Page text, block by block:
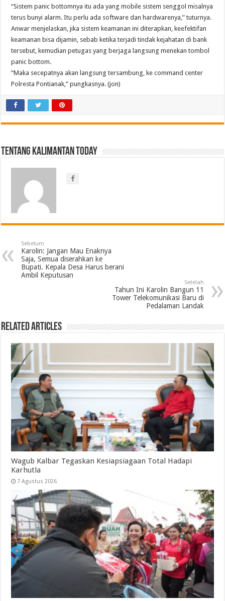
“Sistem panic bottomnya itu ada yang mobile sistem senggol misalnya
terus bunyi alarm. Itu perlu ada software dan hardwarenya,” tuturnya.
Anwar menjelaskan, jika sistem keamanan ini diterapkan, keefektifan
keamanan bisa dijamin, sebab ketika terjadi tindak kejahatan di bank
tersebut, kemudian petugas yang berjaga langsung menekan tombol
panic bottom.
“Maka secepatnya akan langsung tersambung, ke command center
Polresta Pontianak,” pungkasnya. (jon)
Tentang Kalimantan Today
Sebelum
Karolin: Jangan Mau Enaknya
Saja, Semua diserahkan ke
Bupati. Kepala Desa Harus berani
Ambil Keputusan
Setelah
Tahun Ini Karolin Bangun 11
Tower Telekomunikasi Baru di
Pedalaman Landak
Related Articles
Wagub Kalbar Tegaskan Kesiapsiagaan Total Hadapi
Karhutla
7 Agustus 2026